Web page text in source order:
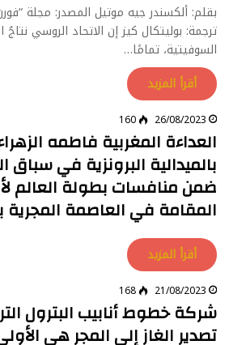
بقلم: ألكسندر جيه موتيل المصدر: مجلة
ترجمة: بوليتكال كيز إن الاتحاد الروسي نتاجُ
السوفيتية، تمامًا…
أقرأ المزيد
26/08/2023
160
العداءة المغربية فاطمه
بالميدالية البرونزية في سباق
ضمن منافسات بطولة العالم
المقامة في العاصمة
أقرأ المزيد
21/08/2023
168
شركة خطوط أنابيب البترول
تصدير الغاز إلى المجر هي